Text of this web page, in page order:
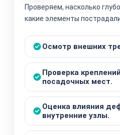
Проверяем, насколько
какие элементы
Осмотр внешних
Проверка
посадочных мест.
Оценка влияния
внутренние узлы.